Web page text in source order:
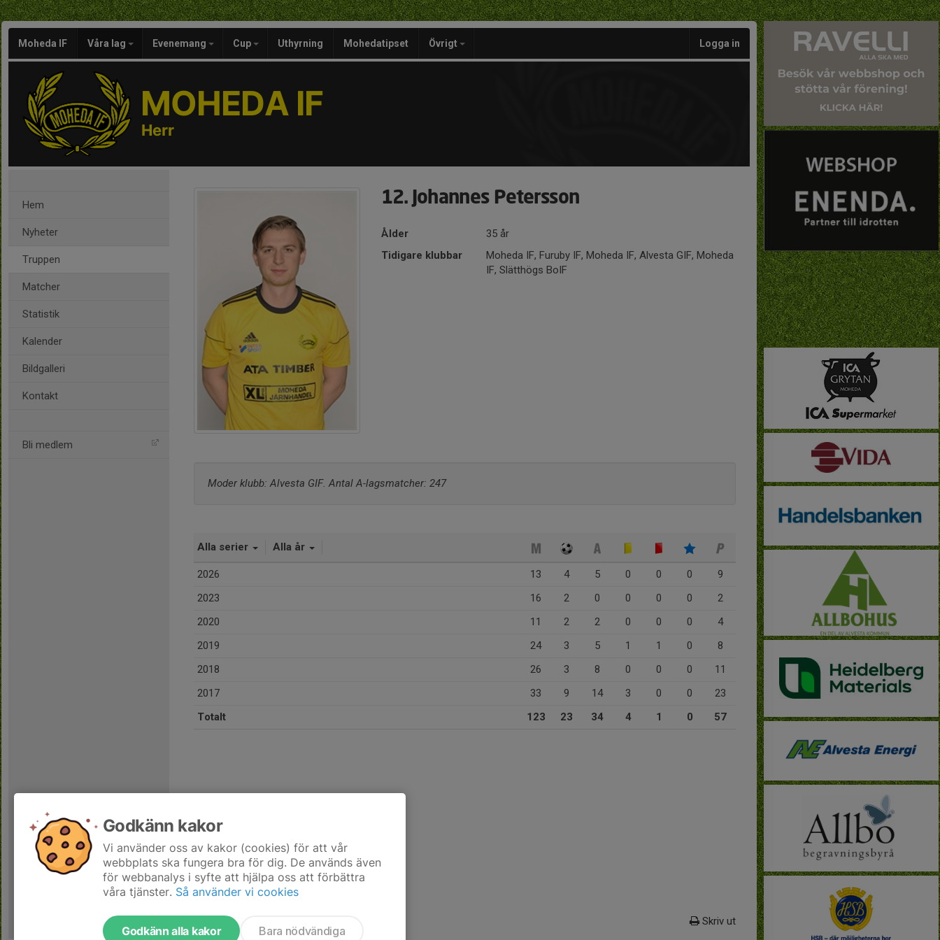
Moheda IF Våra lag Evenemang Cup Uthyrning Mohedatipset Övrigt Logga in
MOHEDA IF
Herr
Hem
Nyheter
Truppen
Matcher
Statistik
Kalender
Bildgalleri
Kontakt
Bli medlem
12. Johannes Petersson
Ålder
35 år
Tidigare klubbar
Moheda IF, Furuby IF, Moheda IF, Alvesta GIF, Moheda
IF, Slätthögs BoIF
Moder klubb: Alvesta GIF. Antal A-lagsmatcher: 247
Alla serier Alla år
2026 13 4 5 0 0 0
9
2023
16 2 0 0 0 0
2
2020
11 2 2 0 0 0
4
2019
24 3 5 1 1 0
8
2018
26 3 8 0 0 0
11
2017
33 9 14 3 0 0
23
Totalt
123 23 34 4 1 0 57
Skriv ut
Godkänn kakor
Vi använder oss av kakor (cookies) för att vår
webbplats ska fungera bra för dig. De används även
för webbanalys i syfte att hjälpa oss att förbättra
våra tjänster. Så använder vi cookies
Godkänn alla kakor Bara nödvändiga